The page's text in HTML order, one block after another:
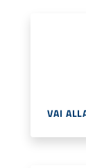
VAI